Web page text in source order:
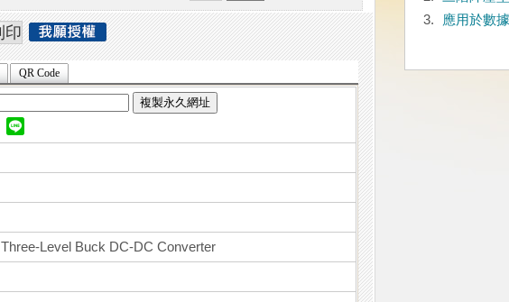
QR Code
複製永久網址
Level Buck DC-DC Converter
3.
應用於數